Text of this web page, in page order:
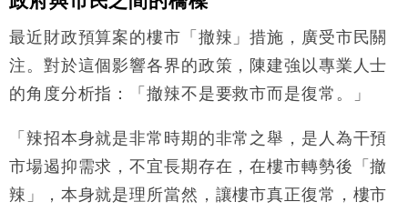
最近財政預算案的樓市「撤辣」措施，廣受市民關
注。對於這個影響各界的政策，陳建強以專業人士
的角度分析指：「撤辣不是要救市而是復常。」
「辣招本身就是非常時期的非常之舉，是人為干預
市場遏抑需求，不宜長期存在，在樓市轉勢後「撤
辣」，本身就是理所當然，讓樓市真正復常，樓市